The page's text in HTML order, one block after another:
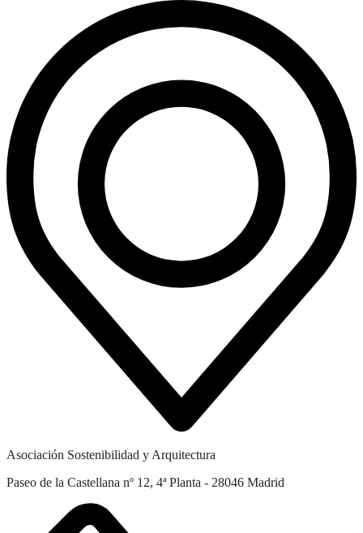
Asociación Sostenibilidad y Arquitectura
Paseo de la Castellana nº 12, 4ª Planta - 28046 Madrid